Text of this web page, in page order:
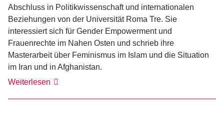
Abschluss in Politikwissenschaft und internationalen
Beziehungen von der Universität Roma Tre. Sie
interessiert sich für Gender Empowerment und
Frauenrechte im Nahen Osten und schrieb ihre
Masterarbeit über Feminismus im Islam und die Situation
im Iran und in Afghanistan.
Weiterlesen Valentina
Monti